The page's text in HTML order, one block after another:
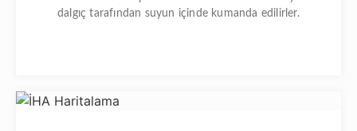
dalgıç tarafından suyun içinde kumanda edilirler.